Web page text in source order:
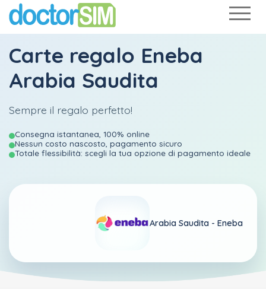
Carte regalo Eneba
Arabia Saudita
Sempre il regalo perfetto!
Consegna istantanea, 100% online
Nessun costo nascosto, pagamento sicuro
Totale flessibilità: scegli la tua opzione di pagamento ideale
Arabia Saudita - Eneba